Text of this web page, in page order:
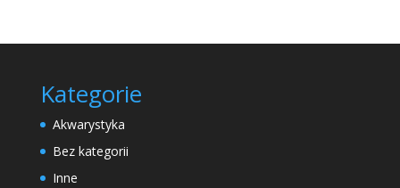
Kategorie
Akwarystyka
Bez kategorii
Inne